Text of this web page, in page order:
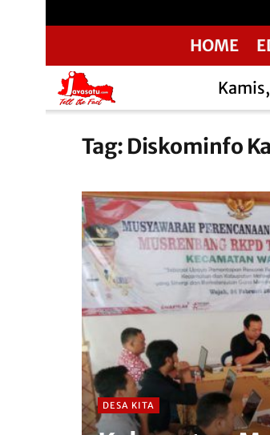
HOME
Tag: Diskominfo
DESA KITA